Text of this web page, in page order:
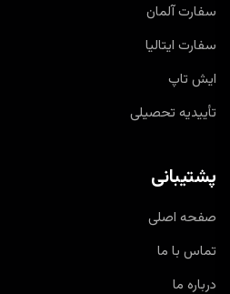
سفارت آلمان
سفارت ایتالیا
ایش تاپ
تأییدیه تحصیلی
پشتیبانی
صفحه اصلی
تماس با ما
درباره ما